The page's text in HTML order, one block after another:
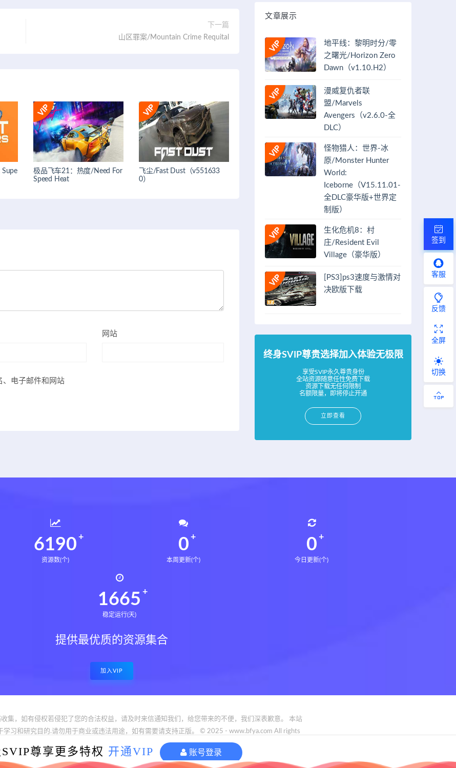
下一篇
山区罪案/Mountain Crime Requital
极品飞车21：热度/Need For
Speed Heat
飞尘/Fast Dust（v551633
0）
网站
、电子邮件和网站
文章展示
地平线：黎明时分/零
之曙光/Horizon Zero
Dawn（v1.10.H2）
漫威复仇者联
盟/Marvels
Avengers（v2.6.0-全
DLC）
怪物猎人：世界-冰
原/Monster Hunter
World:
Iceborne（V15.11.01-
全DLC豪华版+世界定
制版）
生化危机8：村
庄/Resident Evil
Village（豪华版）
[PS3]ps3速度与激情对
决欧版下载
终身SVIP尊贵选择加入体验无极限
享受SVIP永久尊贵身份
全站资源随意任性免费下载
资源下载无任何限制
名额限量，即将停止开通
立即查看
6233
资源数(个)
0
本周更新(个)
0
今日更新(个)
1676
稳定运行(天)
提供最优质的资源集合
加入VIP
集，如有侵权若侵犯了您的合法权益，请及时来信通知我们，给您带来的不便，我们深表歉意。 本站
学习和研究目的.请勿用于商业或违法用途，如有需要请支持正版。 © 2025 - www.bfya.com All rights
签到
客服
反馈
全屏
切换
尊享更多特权 开通VIP 账号登录